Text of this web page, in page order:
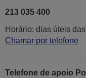
213 035 400
Horário: dias úteis
Chamar por telefone
Telefone de apoio